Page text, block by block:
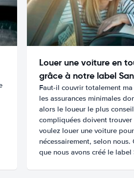
Louer une voiture en
grâce à notre label
Faut-il couvrir totalement
les assurances minimales
alors le loueur le plus
compliquées doivent trouver
voulez louer une voiture
nécessairement, selon nous.
que nous avons créé le label